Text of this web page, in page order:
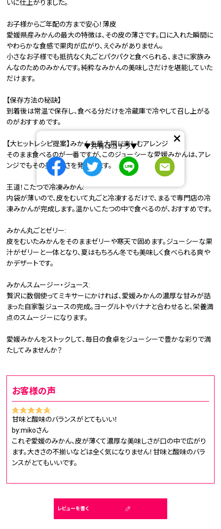
×
▼共有はコチラ▼
いに仕上がりました。
お子様からご年配の方まで安心！薄皮
愛媛県産みかんの最大の特徴は、その皮の薄さです。口に入れた瞬間に
やわらかな食感で果肉が広がり、えぐみがありません。
小さなお子様でも抵抗なく丸ごとパクパクと食べられる、まさに家族み
んなのためのみかんです。純粋なみかんの美味しさだけを堪能していた
だけます。
【保存方法の秘訣】
到着後は常温で保存し、食べる分だけを冷蔵庫で冷やして召し上がる
のがおすすめです。
【大ヒットレシピ提案】みかんを最大限に楽しむアレンジ
そのまま食べるのが一番ですが、このジューシーな愛媛みかんは、アレ
ンジでもその美味しさを発揮します。
王道！こたつで冷凍みかん:
内袋が薄いので、皮をむいて丸ごと冷凍するだけで、まるで専門店の冷
凍みかんが完成します。温かいこたつの中で食べるのが、おすすめです。
みかん丸ごとゼリー:
皮をむいたみかんをそのままゼリーや寒天で固めます。ジューシーな果
汁がゼリーと一体となり、夏はもちろん冬でも美味しく食べられる爽や
かデザートです。
みかんスムージー・ジュース:
贅沢に数個使ってミキサーにかければ、愛媛みかんの濃厚な甘みが詰
まった自家製ジュースの完成。ヨーグルトやバナナと合わせると、栄養満
点のスムージーになります。
愛媛みかんをストックして、毎日の食卓をジューシーで豊かな彩りで満
たしてみませんか？
お客様の声
甘味と酸味のバランスがとてもいい！
by:mikoさん
これぞ愛媛のみかん、皮が薄くて濃厚な美味しさが口の中で広がり
ます。大きさの不揃いなどは全く気になりません！甘味と酸味のバラ
ンスがとてもいいです。
レビューを書く